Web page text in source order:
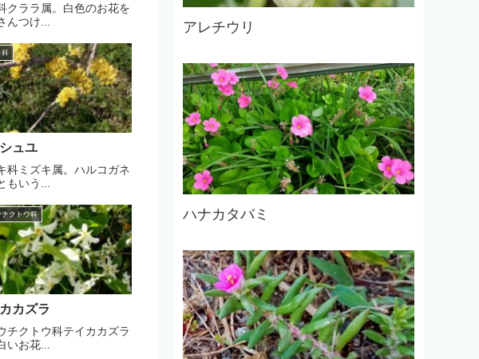
クララ属。白色のお花を
んつけ...
科
ュユ
科ミズキ属。ハルコガネ
もいう...
チクトウ科
カズラ
チクトウ科テイカカズラ
いお花...
アレチウリ
ハナカタバミ